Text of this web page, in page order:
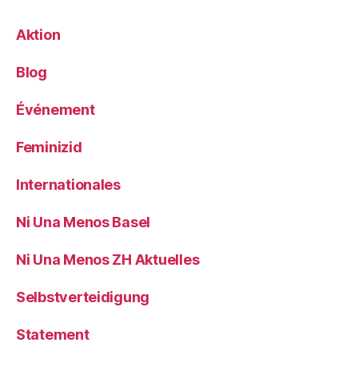
Aktion
Blog
Événement
Feminizid
Internationales
Ni Una Menos Basel
Ni Una Menos ZH Aktuelles
Selbstverteidigung
Statement